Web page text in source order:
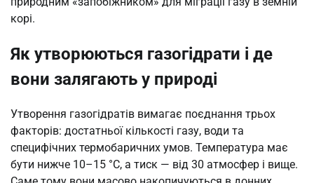
корі.
Як утворюються газогідрати і де
вони залягають у природі
Утворення газогідратів вимагає поєднання трьох
факторів: достатньої кількості газу, води та
специфічних термобаричних умов. Температура має
бути нижче 10–15 °C, а тиск — від 30 атмосфер і вище.